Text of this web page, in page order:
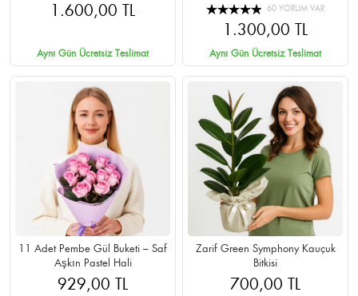
1.600,00 TL
Aynı Gün Ücretsiz Teslimat
60 YORUM VAR
1.300,00 TL
Aynı Gün Ücretsiz Teslimat
11 Adet Pembe Gül Buketi – Saf
Aşkın Pastel Hali
929,00 TL
Zarif Green Symphony Kauçuk
Bitkisi
700,00 TL